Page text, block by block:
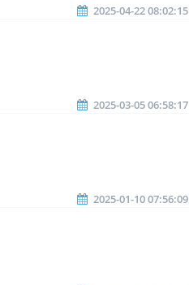
2025-04-22 08:02:15
2025-03-05 06:58:17
2025-01-10 07:56:09